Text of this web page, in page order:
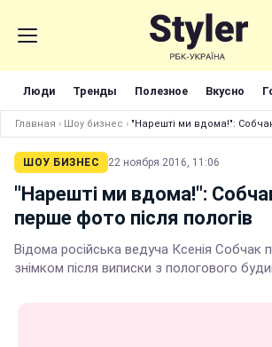
Люди Тренды Полезное Вкусно
Главная › Шоу бизнес › "Нарешті ми вдома!":
ШОУ БИЗНЕС 22 ноября 2016, 11:06
"Нарешті ми вдома!":
перше фото після пологів
Відома російська ведуча Ксенія Собчак
знімком після виписки з пологового